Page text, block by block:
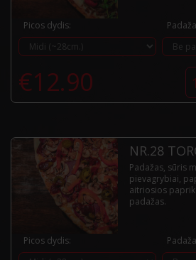
Picos dydis:
€12.90
NR.28
Padažas, sūris
pievagrybiai,
aitriosios
padažas.
Picos dydis: